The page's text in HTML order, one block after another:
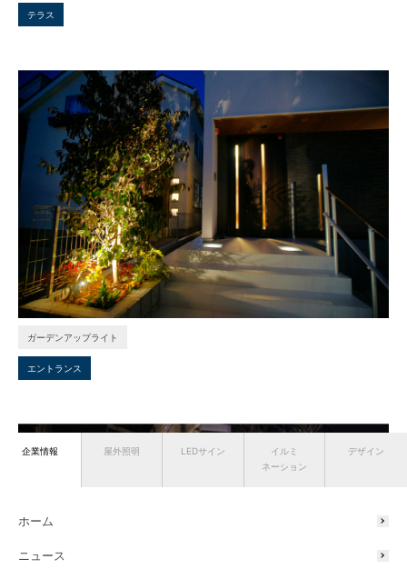
企業情報 屋外照明 LEDサイン
イルミ
ネーション
デザイン
ホーム
ニュース
テラス
ガーデンアップライト
エントランス